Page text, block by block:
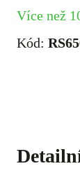
Více než
Kód: